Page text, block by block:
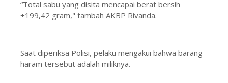
“Total sabu yang disita mencapai berat bersih
±199,42 gram," tambah AKBP Rivanda.
Saat diperiksa Polisi, pelaku mengakui bahwa barang
haram tersebut adalah miliknya.